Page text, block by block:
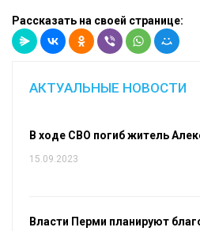
Рассказать на своей странице:
АКТУАЛЬНЫЕ НОВОСТИ
В ходе СВО погиб житель
15.09.2023
Власти Перми планируют